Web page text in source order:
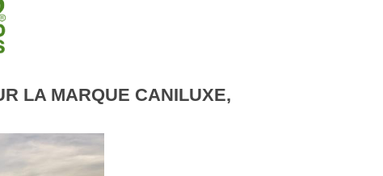
LA MARQUE CANILUXE,